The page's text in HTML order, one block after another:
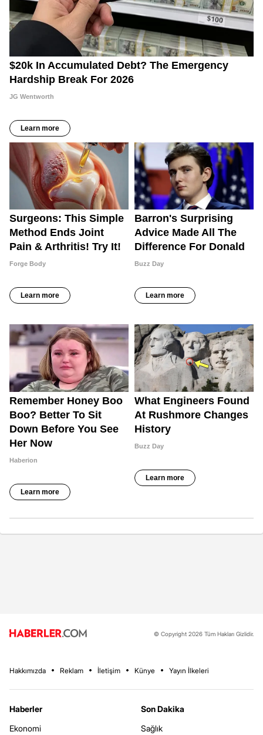
© Copyright 2026 Tüm Hakları Gizlidir.
Hakkımızda Reklam İletişim Künye Yayın İlkeleri
Haberler
Ekonomi
Son Dakika
Sağlık